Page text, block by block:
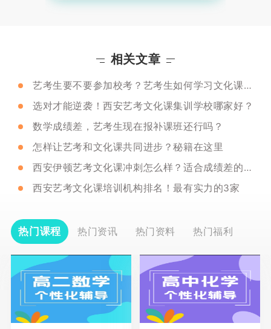
相关文章
艺考生要不要参加校考？艺考生如何学习文化课呢？
选对才能逆袭！西安艺考文化课集训学校哪家好？
数学成绩差，艺考生现在报补课班还行吗？
怎样让艺考和文化课共同进步？秘籍在这里
西安伊顿艺考文化课冲刺怎么样？适合成绩差的学生吗？
西安艺考文化课培训机构排名！最有实力的3家
热门课程 热门资讯 热门资料 热门福利